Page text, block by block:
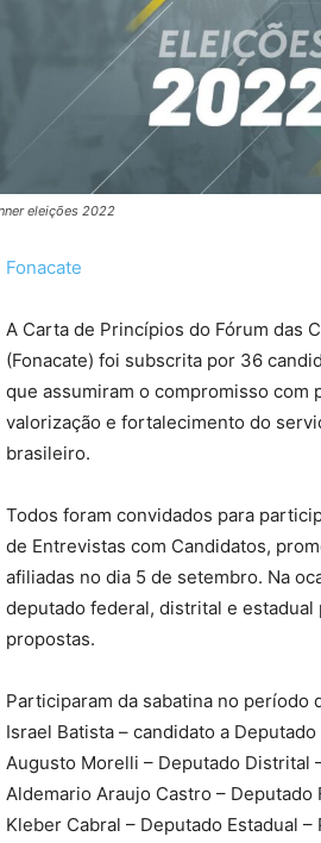
eleições 2022
Fonacate
A Carta de Princípios do Fórum das
(Fonacate) foi subscrita por 36
que assumiram o compromisso com
valorização e fortalecimento do
brasileiro.
Todos foram convidados para
de Entrevistas com Candidatos,
afiliadas no dia 5 de setembro. Na
deputado federal, distrital e estadual
propostas.
Participaram da sabatina no período
Israel Batista – candidato a Deputado
Augusto Morelli – Deputado Distrital
Aldemario Araujo Castro – Deputado
Kleber Cabral – Deputado Estadual –